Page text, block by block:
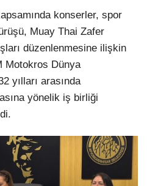
konserler, spor
Muay Thai Zafer
düzenlenmesine ilişkin
Motokros Dünya
yılları arasında
yönelik iş birliği